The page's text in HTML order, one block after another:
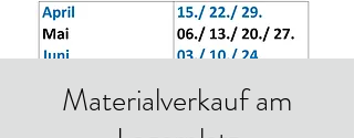
Materialverkauf am